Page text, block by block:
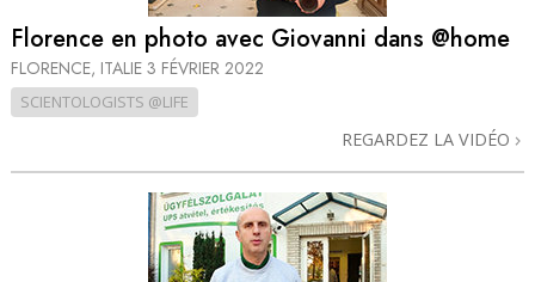
Florence en photo avec Giovanni dans @home
FLORENCE, ITALIE 3 FÉVRIER 2022
SCIENTOLOGISTS @LIFE
REGARDEZ LA VIDÉO